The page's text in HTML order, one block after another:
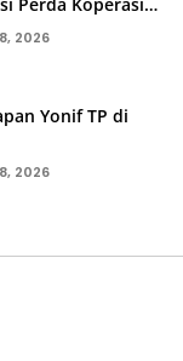
Perda Koperasi
2026
Yonif TP di
2026